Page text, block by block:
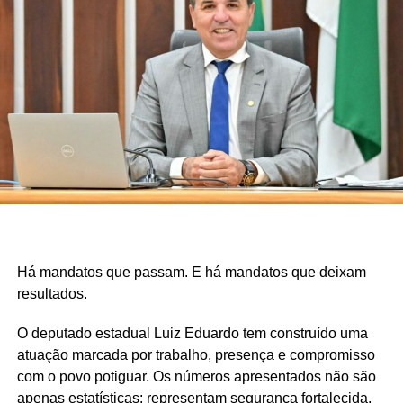
Há mandatos que passam. E há mandatos que deixam
resultados.
O deputado estadual Luiz Eduardo tem construído uma
atuação marcada por trabalho, presença e compromisso
com o povo potiguar. Os números apresentados não são
apenas estatísticas: representam segurança fortalecida,